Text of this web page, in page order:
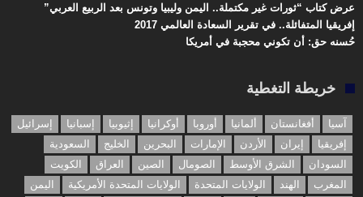
عرض كتاب “ثورات غير مكتملة.. اليمن وليبيا وتونس بعد الربيع العربي”
إفريقيا المتفائلة.. في تقرير السعادة العالمي 2017
حُسنه حق: أن تكوني محجبة في أمريكا
خريطة التغطية
آسيا أفغانستان ألمانيا أوروبا أوكرانيا إثيوبيا إسبانيا
إسرائيل
إفريقيا
إيران الأردن الإمارات البحرين الخليج
السعودية
السودان
الشرق الأوسط الصومال الصين العراق
الكويت
المغرب
الهند الولايات المتحدة الولايات المتحدة الأمريكية
اليمن